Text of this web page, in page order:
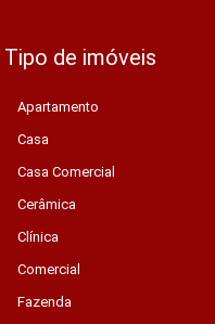
Tipo de imóveis
Apartamento
Casa
Casa Comercial
Cerâmica
Clínica
Comercial
Fazenda